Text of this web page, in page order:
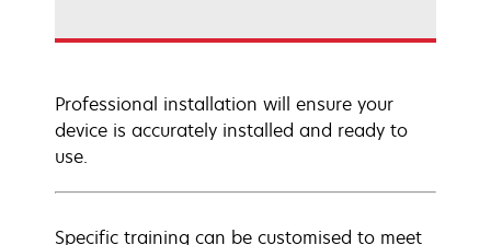
Professional installation will ensure your
device is accurately installed and ready to
use.
Specific training can be customised to meet